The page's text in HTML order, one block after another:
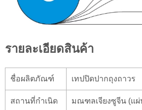
รายละเอียดสินค้า
ชื่อผลิตภัณฑ์ เทปปิดปากถุงถาวร
สถานที่กำเนิด มณฑลเจียงซูจีน (แ